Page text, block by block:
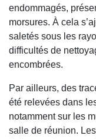
endommagés,
morsures. À cela
saletés sous les
difficultés de
encombrées.
Par ailleurs, des
été relevées dans
notamment sur les
salle de réunion.